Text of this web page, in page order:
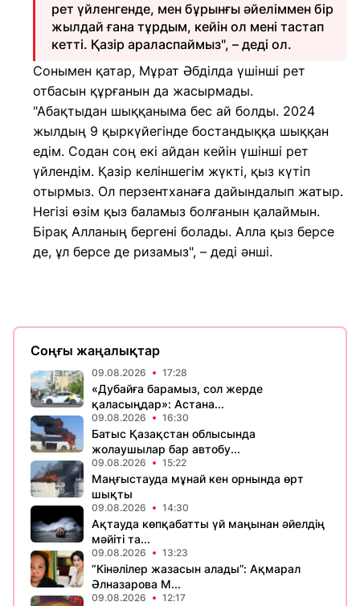
рет үйленгенде, мен бұрынғы әйеліммен бір
жылдай ғана тұрдым, кейін ол мені тастап
кетті. Қазір араласпаймыз", – деді ол.
Сонымен қатар, Мұрат Әбділда үшінші рет
отбасын құрғанын да жасырмады.
"Абақтыдан шыққаныма бес ай болды. 2024
жылдың 9 қыркүйегінде бостандыққа шыққан
едім. Содан соң екі айдан кейін үшінші рет
үйлендім. Қазір келіншегім жүкті, қыз күтіп
отырмыз. Ол перзентханаға дайындалып жатыр.
Негізі өзім қыз баламыз болғанын қалаймын.
Бірақ Алланың бергені болады. Алла қыз берсе
де, ұл берсе де ризамыз", – деді әнші.
Соңғы жаңалықтар
09.08.2026 17:28
«Дубайға барамыз, сол жерде
қаласыңдар»: Астана...
09.08.2026 16:30
Батыс Қазақстан облысында
жолаушылар бар автобу...
09.08.2026 15:22
Маңғыстауда мұнай кен орнында өрт
шықты
09.08.2026 14:30
Ақтауда көпқабатты үй маңынан әйелдің
мәйіті та...
09.08.2026 13:23
“Кінәлілер жазасын алады”: Ақмарал
Әлназарова М...
09.08.2026 12:17